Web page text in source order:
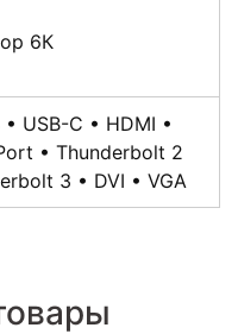
6К
• USB-C • HDMI •
• Thunderbolt 2
3 • DVI • VGA